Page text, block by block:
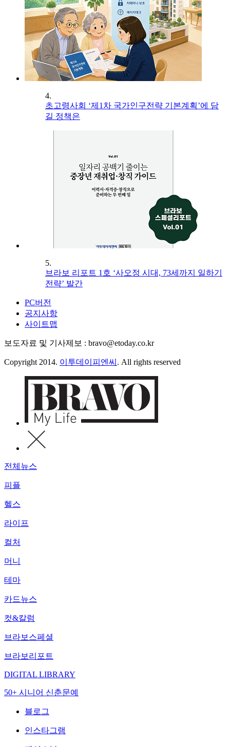
4.
초고령사회 ‘제1차 국가인구전략 기본계획’에 담
길 정책은
5.
브라보 리포트 1호 ‘사오정 시대, 73세까지 일하기
전략’ 발간
PC버전
공지사항
사이트맵
보도자료 및 기사제보 : bravo@etoday.co.kr
Copyright 2014. 이투데이피엔씨 . All rights reserved
전체뉴스
피플
헬스
라이프
컬처
머니
테마
카드뉴스
컷&칼럼
브라보스페셜
브라보리포트
DIGITAL LIBRARY
50+ 시니어 신춘문예
블로그
인스타그램